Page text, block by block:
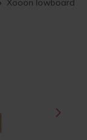
Xooon lowboard